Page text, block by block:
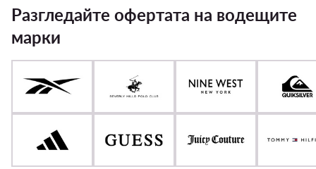
Разгледайте офертата на водещите
марки